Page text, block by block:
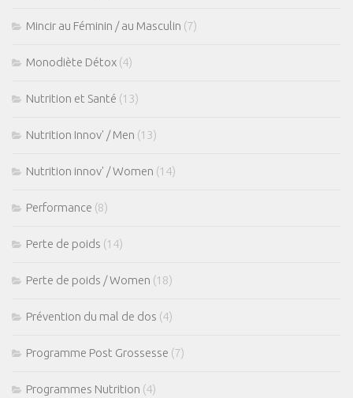
Mincir au Féminin / au Masculin (7)
Monodiète Détox (4)
Nutrition et Santé (13)
Nutrition Innov' / Men (13)
Nutrition innov' / Women (14)
Performance (8)
Perte de poids (14)
Perte de poids / Women (18)
Prévention du mal de dos (4)
Programme Post Grossesse (7)
Programmes Nutrition (4)